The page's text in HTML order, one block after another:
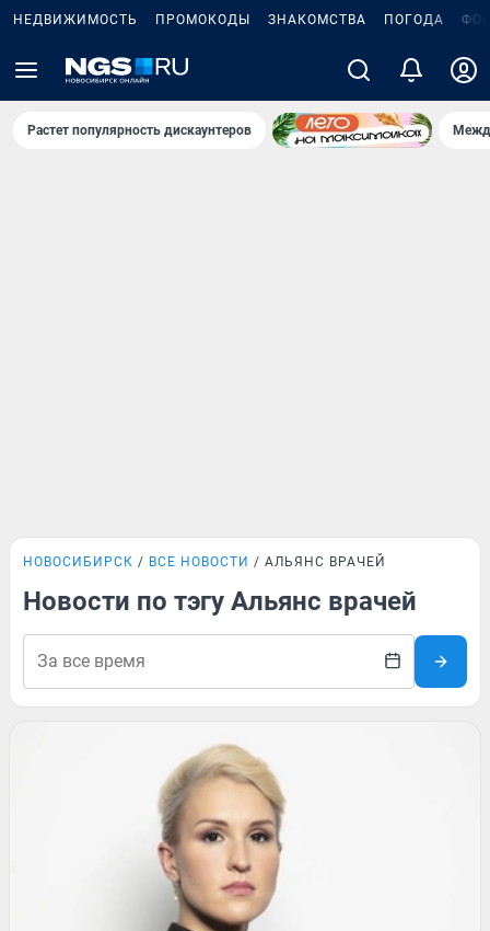
НЕДВИЖИМОСТЬ ПРОМОКОДЫ ЗНАКОМСТВА ПОГОДА
Растет популярность дискаунтеров
НОВОСИБИРСК ВСЕ НОВОСТИ АЛЬЯНС ВРАЧЕЙ
Новости по тэгу Альянс врачей